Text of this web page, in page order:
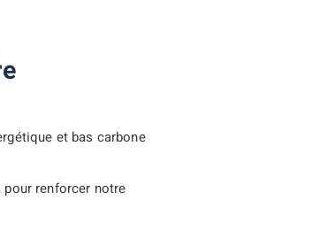
et bas carbone
renforcer notre